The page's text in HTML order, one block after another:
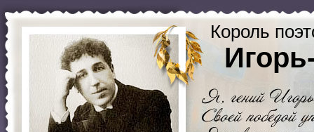
Король